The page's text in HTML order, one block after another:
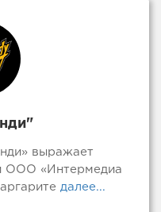
выражает
ООО «Интермедиа
далее...